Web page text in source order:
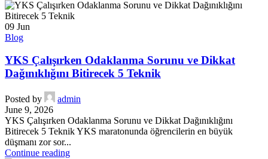
09 Jun
Blog
YKS Çalışırken Odaklanma Sorunu ve Dikkat
Dağınıklığını Bitirecek 5 Teknik
Posted by
admin
June 9, 2026
YKS Çalışırken Odaklanma Sorunu ve Dikkat Dağınıklığını
Bitirecek 5 Teknik YKS maratonunda öğrencilerin en büyük
düşmanı zor sor...
Continue reading